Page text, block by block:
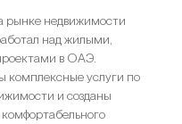
рынке недвижимости
над жилыми,
в ОАЭ.
комплексные услуги по
и созданы